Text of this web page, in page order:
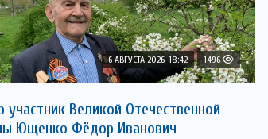
6 АВГУСТА 2026, 18:42 1496
участник Великой Отечественной
Ющенко Фёдор Иванович